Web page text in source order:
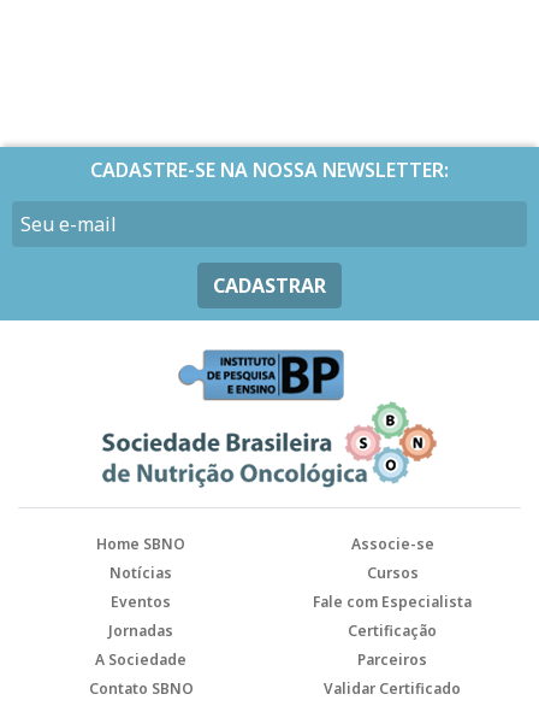
CADASTRE-SE NA NOSSA NEWSLETTER:
CADASTRAR
Home SBNO
Associe-se
Notícias
Cursos
Eventos
Fale com Especialista
Jornadas
Certificação
A Sociedade
Parceiros
Contato SBNO
Validar Certificado